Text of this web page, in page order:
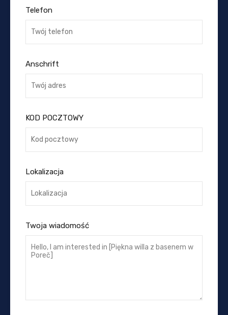
Telefon
Anschrift
KOD POCZTOWY
Lokalizacja
Twoja wiadomość